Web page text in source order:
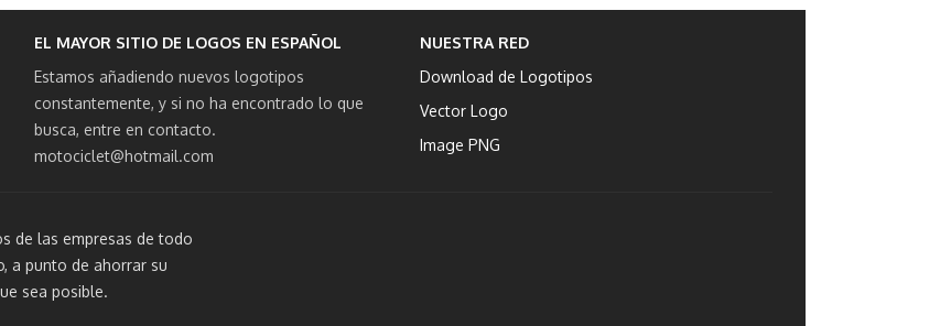
EL MAYOR SITIO DE LOGOS EN ESPAÑOL
Estamos añadiendo nuevos logotipos
constantemente, y si no ha encontrado lo que
busca, entre en contacto.
motociclet@hotmail.com
NUESTRA RED
Download de Logotipos
Vector Logo
Image PNG
de las empresas de todo
a punto de ahorrar su
sea posible.